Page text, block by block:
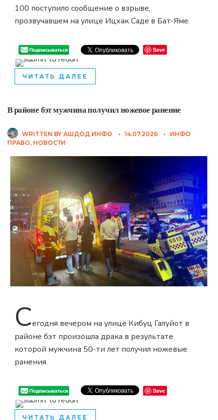
100 поступило сообщение о взрыве,
прозвучавшем на улице Ицхак Саде в Бат-Яме.
Save
ЧИТАТЬ ДАЛЕЕ
В районе бэт мужчина получил ножевое ранение
WRITTEN BY АШДОД ИНФО • 14.07.2026 •
ИНФО
ПРАВО, НОВОСТИ
Сегодня вечером на улице Кибуц Галуйот в
районе бэт произошла драка в результате
которой мужчина 50-ти лет получил ножевые
ранения.
Save
ЧИТАТЬ ДАЛЕЕ